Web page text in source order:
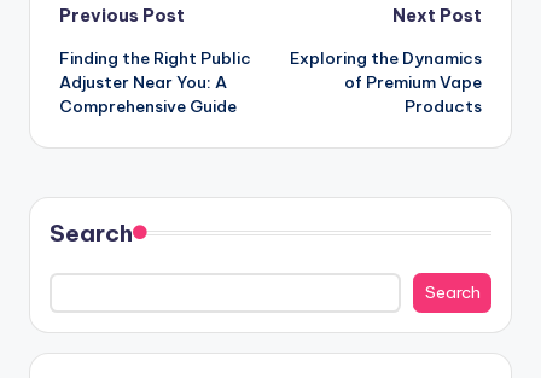
Post
navigation
Previous Post
Finding the Right Public
Adjuster Near You: A
Comprehensive Guide
Next Post
Exploring the Dynamics
of Premium Vape
Products
Search
Search